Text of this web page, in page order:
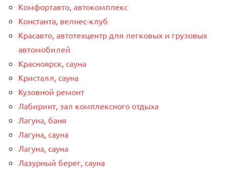
Комфортавто, автокомплекс
Константа, велнес-клуб
Красавто, автотехцентр для легковых и грузовых
автомобилей
Красноярск, сауна
Кристалл, сауна
Кузовной ремонт
Лабиринт, зал комплексного отдыха
Лагуна, баня
Лагуна, сауна
Лагуна, сауна
Лазурный берег, сауна